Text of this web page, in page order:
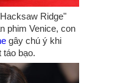
Ridge"
phim Venice, con
gây chú ý khi
táo bạo.